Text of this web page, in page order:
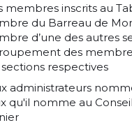
membres inscrits au
du Barreau de
d’une des autres
des
sections respectives
administrateurs
qu'il nomme au